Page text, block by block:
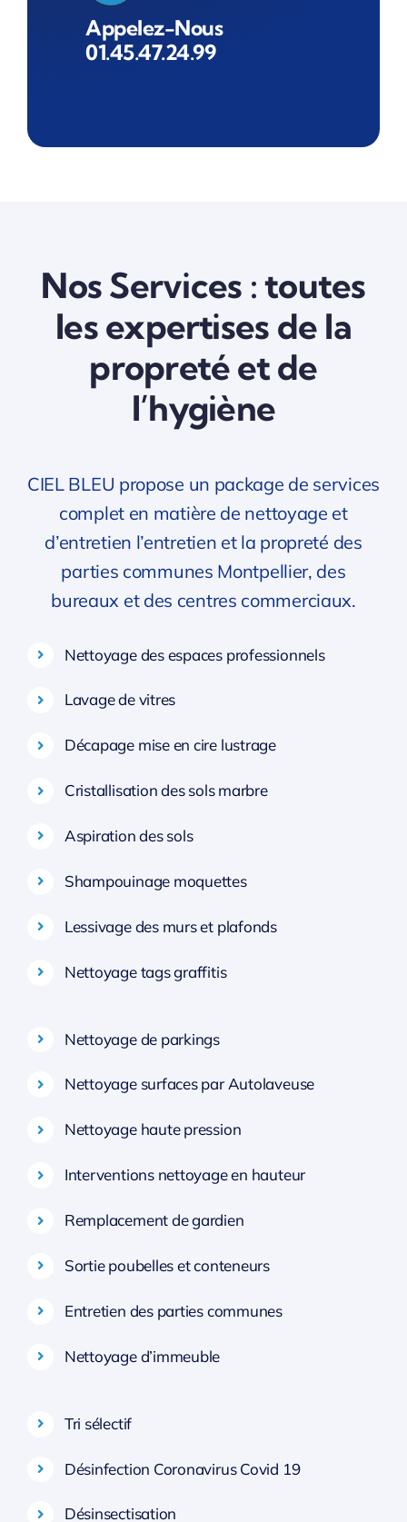
Appelez-Nous
01.45.47.24.99
Nos Services : toutes
les expertises de la
propreté et de
l’hygiène
CIEL BLEU propose un package de services
complet en matière de nettoyage et
d’entretien l’entretien et la propreté des
parties communes Montpellier, des
bureaux et des centres commerciaux.
Nettoyage des espaces professionnels
Lavage de vitres
Décapage mise en cire lustrage
Cristallisation des sols marbre
Aspiration des sols
Shampouinage moquettes
Lessivage des murs et plafonds
Nettoyage tags graffitis
Nettoyage de parkings
Nettoyage surfaces par Autolaveuse
Nettoyage haute pression
Interventions nettoyage en hauteur
Remplacement de gardien
Sortie poubelles et conteneurs
Entretien des parties communes
Nettoyage d’immeuble
Tri sélectif
Désinfection Coronavirus Covid 19
Désinsectisation